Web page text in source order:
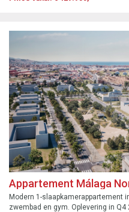
Appartement Málaga
Modern 1-slaapkamerappartement
zwembad en gym. Oplevering in Q4